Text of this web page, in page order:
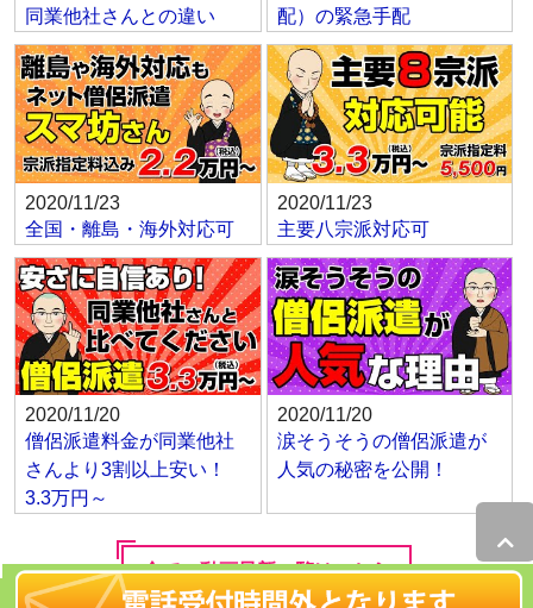
同業他社さんとの違い
配）の緊急手配
2020/11/23
全国・離島・海外対応可
2020/11/23
主要八宗派対応可
2020/11/20
僧侶派遣料金が同業他社
さんより3割以上安い！
3.3万円～
2020/11/20
涙そうそうの僧侶派遣が
人気の秘密を公開！
全ての動画最新一覧はこちら